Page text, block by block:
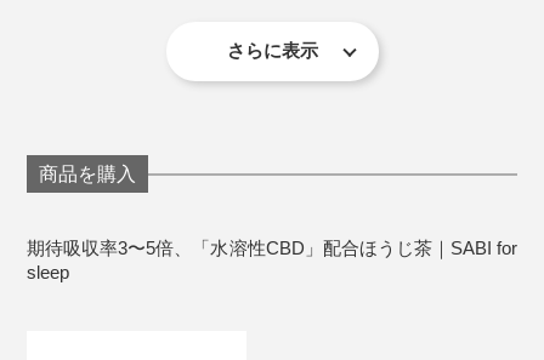
る場合もあるので注意が必要。医師に相談してから飲む
ようにしてください。
じ睡眠時間でも、よく休めたな〜と思える日が増えまし
とんど体感がないという人もちらほら。合うかどうは個
人差が大きそうですが、睡眠に悩みがあるなら試して損
く、お茶としてもおいしいので！
るため、同時併用する場合は医師に相談してくださ
い。
い。
お茶には不溶性食物繊維なども豊富です。胃腸痛が
さらに表示
商品を購入
期待吸収率3〜5倍、「水溶性CBD」配合ほうじ茶｜SABI for
sleep